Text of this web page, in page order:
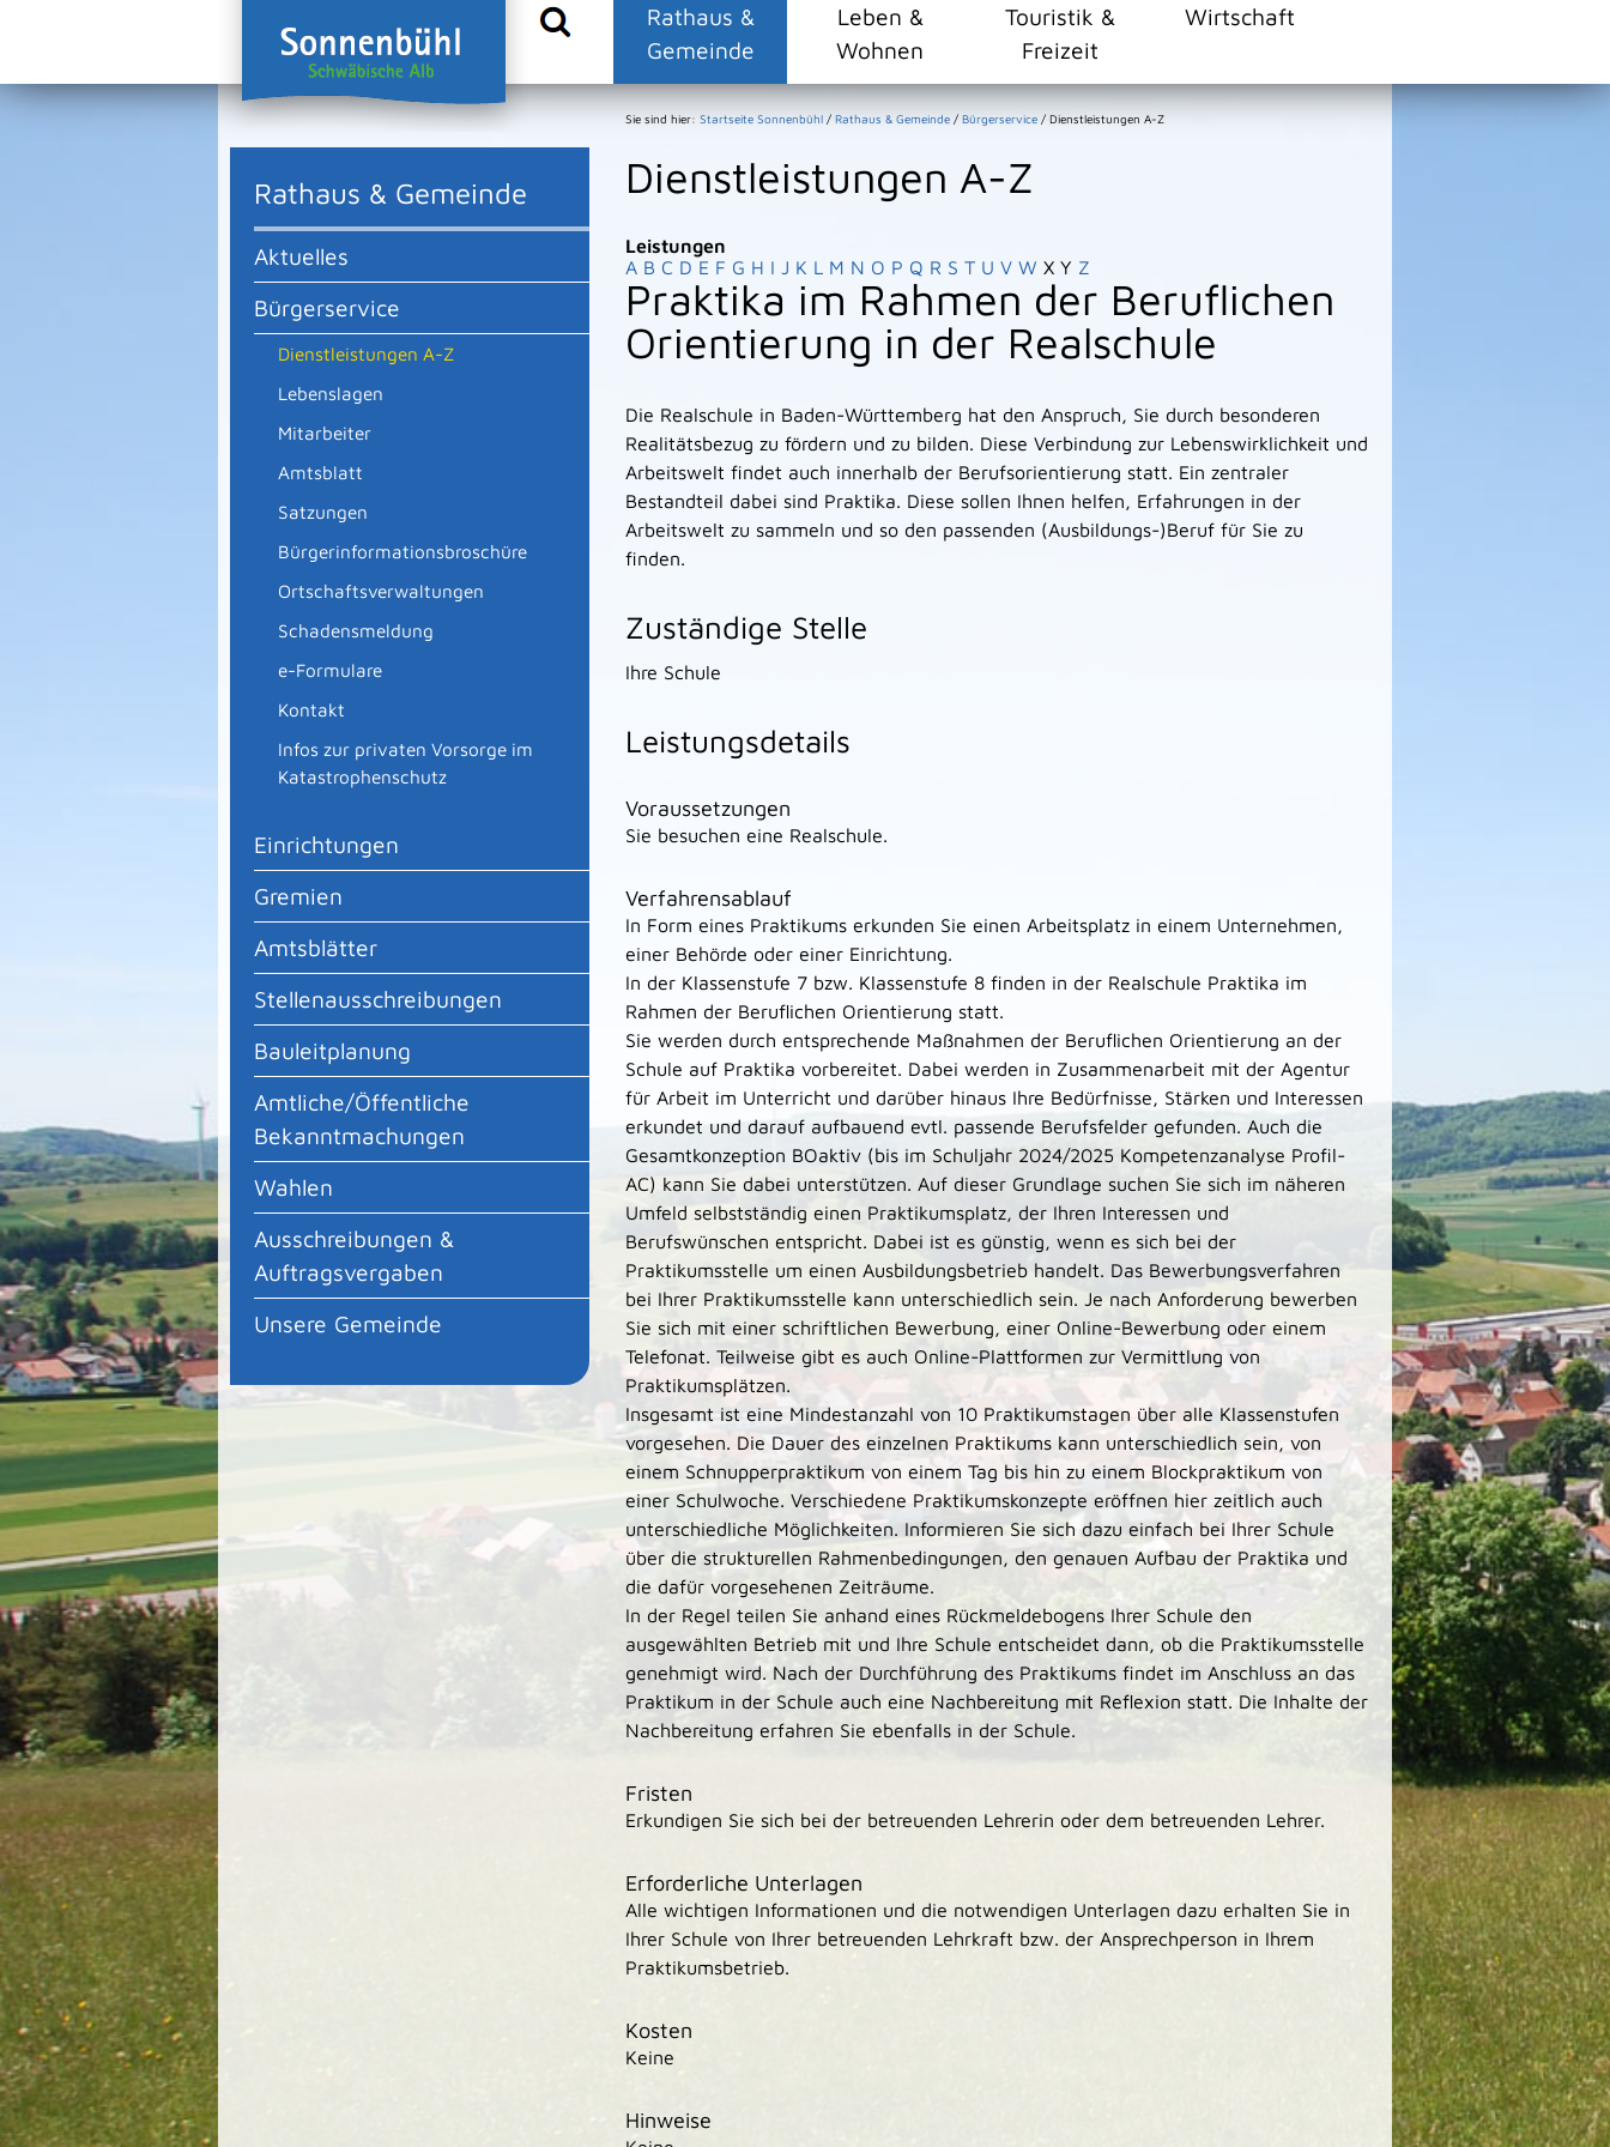
Rathaus &
Gemeinde
Leben &
Wohnen
Touristik &
Freizeit
Wirtschaft
Rathaus & Gemeinde
Aktuelles
Bürgerservice
Dienstleistungen A-Z
Lebenslagen
Mitarbeiter
Amtsblatt
Satzungen
Bürgerinformationsbroschüre
Ortschaftsverwaltungen
Schadensmeldung
e-Formulare
Kontakt
Infos zur privaten Vorsorge im
Katastrophenschutz
Einrichtungen
Gremien
Amtsblätter
Stellenausschreibungen
Bauleitplanung
Amtliche/Öffentliche
Bekanntmachungen
Wahlen
Ausschreibungen &
Auftragsvergaben
Unsere Gemeinde
Sie sind hier: Startseite Sonnenbühl / Rathaus & Gemeinde / Bürgerservice / Dienstleistungen A-Z
Dienstleistungen A-Z
Leistungen
A B C D E F G H I J K L M N O P Q R S T U V W X Y Z
Praktika im Rahmen der Beruflichen
Orientierung in der Realschule
Die Realschule in Baden-Württemberg hat den Anspruch, Sie durch besonderen
Realitätsbezug zu fördern und zu bilden. Diese Verbindung zur Lebenswirklichkeit und
Arbeitswelt findet auch innerhalb der Berufsorientierung statt. Ein zentraler
Bestandteil dabei sind Praktika. Diese sollen Ihnen helfen, Erfahrungen in der
Arbeitswelt zu sammeln und so den passenden (Ausbildungs-)Beruf für Sie zu
finden.
Zuständige Stelle
Ihre Schule
Leistungsdetails
Voraussetzungen
Sie besuchen eine Realschule.
Verfahrensablauf
In Form eines Praktikums erkunden Sie einen Arbeitsplatz in einem Unternehmen,
einer Behörde oder einer Einrichtung.
In der Klassenstufe 7 bzw. Klassenstufe 8 finden in der Realschule Praktika im
Rahmen der Beruflichen Orientierung statt.
Sie werden durch entsprechende Maßnahmen der Beruflichen Orientierung an der
Schule auf Praktika vorbereitet. Dabei werden in Zusammenarbeit mit der Agentur
für Arbeit im Unterricht und darüber hinaus Ihre Bedürfnisse, Stärken und Interessen
erkundet und darauf aufbauend evtl. passende Berufsfelder gefunden. Auch die
Gesamtkonzeption BOaktiv (bis im Schuljahr 2024/2025 Kompetenzanalyse Profil-
AC) kann Sie dabei unterstützen. Auf dieser Grundlage suchen Sie sich im näheren
Umfeld selbstständig einen Praktikumsplatz, der Ihren Interessen und
Berufswünschen entspricht. Dabei ist es günstig, wenn es sich bei der
Praktikumsstelle um einen Ausbildungsbetrieb handelt. Das Bewerbungsverfahren
bei Ihrer Praktikumsstelle kann unterschiedlich sein. Je nach Anforderung bewerben
Sie sich mit einer schriftlichen Bewerbung, einer Online-Bewerbung oder einem
Telefonat. Teilweise gibt es auch Online-Plattformen zur Vermittlung von
Praktikumsplätzen.
Insgesamt ist eine Mindestanzahl von 10 Praktikumstagen über alle Klassenstufen
vorgesehen. Die Dauer des einzelnen Praktikums kann unterschiedlich sein, von
einem Schnupperpraktikum von einem Tag bis hin zu einem Blockpraktikum von
einer Schulwoche. Verschiedene Praktikumskonzepte eröffnen hier zeitlich auch
unterschiedliche Möglichkeiten. Informieren Sie sich dazu einfach bei Ihrer Schule
über die strukturellen Rahmenbedingungen, den genauen Aufbau der Praktika und
die dafür vorgesehenen Zeiträume.
In der Regel teilen Sie anhand eines Rückmeldebogens Ihrer Schule den
ausgewählten Betrieb mit und Ihre Schule entscheidet dann, ob die Praktikumsstelle
genehmigt wird. Nach der Durchführung des Praktikums findet im Anschluss an das
Praktikum in der Schule auch eine Nachbereitung mit Reflexion statt. Die Inhalte der
Nachbereitung erfahren Sie ebenfalls in der Schule.
Fristen
Erkundigen Sie sich bei der betreuenden Lehrerin oder dem betreuenden Lehrer.
Erforderliche Unterlagen
Alle wichtigen Informationen und die notwendigen Unterlagen dazu erhalten Sie in
Ihrer Schule von Ihrer betreuenden Lehrkraft bzw. der Ansprechperson in Ihrem
Praktikumsbetrieb.
Kosten
Keine
Hinweise